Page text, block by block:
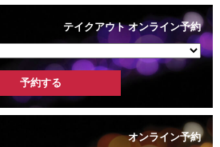
テイクアウト オンライン予約
オンライン予約